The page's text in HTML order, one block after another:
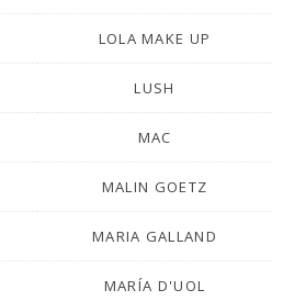
LOLA MAKE UP
LUSH
MAC
MALIN GOETZ
MARIA GALLAND
MARÍA D'UOL